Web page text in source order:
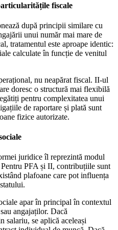
fiscale
după principii similare cu
unui număr mai mare de
tratamentul este aproape identic:
calculate în funcție de venitul
nu neapărat fiscal. II-ul
doresc o structură mai flexibilă
pentru complexitatea unui
de raportare și plată sunt
fizice autorizate.
juridice îl reprezintă modul
PFA și II, contribuțiile sunt
plafoane care pot influența
apar în principal în contextul
angajaților. Dacă
salariu, se aplică aceleași